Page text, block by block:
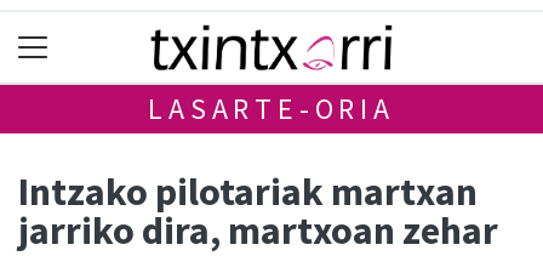
LASARTE-ORIA
Intzako pilotariak martxan
jarriko dira, martxoan zehar